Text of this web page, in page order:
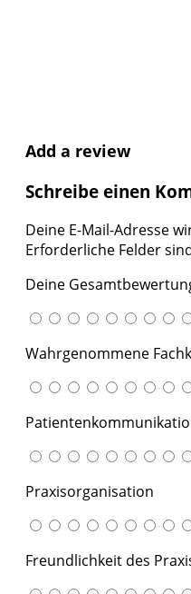
Add a review
Schreibe einen
Deine E-Mail-Adresse
Erforderliche Felder
Deine
Wahrgenommene
Praxisorganisation
Freundlichkeit des